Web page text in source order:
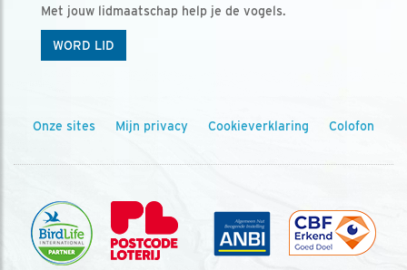
Met jouw lidmaatschap help je de vogels.
WORD LID
Onze sites Mijn privacy Cookieverklaring Colofon